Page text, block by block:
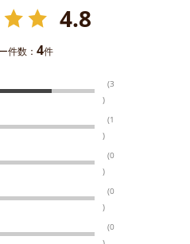
4.8
件数：4件
(3
)
(1
)
(0
)
(0
)
(0